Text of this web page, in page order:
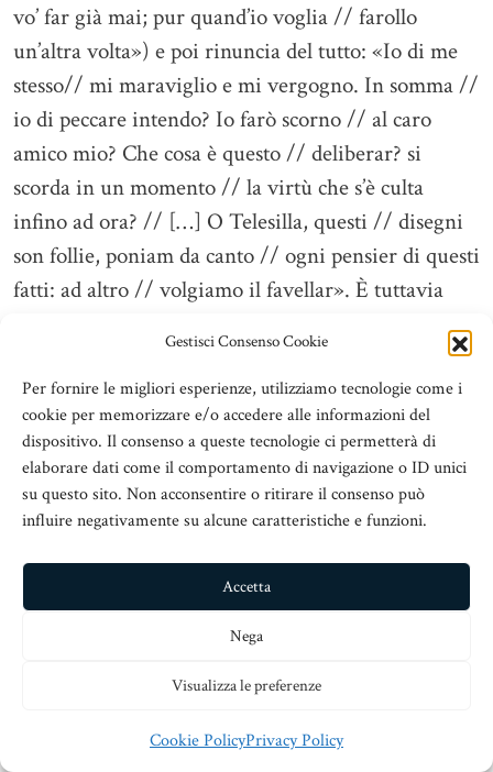
Gestisci Consenso Cookie
Per fornire le migliori esperienze, utilizziamo tecnologie come i
cookie per memorizzare e/o accedere alle informazioni del
dispositivo. Il consenso a queste tecnologie ci permetterà di
elaborare dati come il comportamento di navigazione o ID unici
su questo sito. Non acconsentire o ritirare il consenso può
influire negativamente su alcune caratteristiche e funzioni.
Accetta
Nega
Visualizza le preferenze
Cookie PolicyPrivacy Policy
vo’ far già mai; pur quand’io voglia // farollo
un’altra volta») e poi rinuncia del tutto: «Io di me
stesso// mi maraviglio e mi vergogno. In somma //
io di peccare intendo? Io farò scorno // al caro
amico mio? Che cosa è questo // deliberar? si
scorda in un momento // la virtù che s’è culta
infino ad ora? // […] O Telesilla, questi // disegni
son follie, poniam da canto // ogni pensier di questi
fatti: ad altro // volgiamo il favellar». È tuttavia
GIRONE Dammi la mano, o Telesilla, oh quanto
se’ bella.
TELESILLA Oh caro oh caro: io più non
veggio (p. 346).
La spirale di peccato e immediato pentimento si
chiude definitivamente nella
placandosi – si direbbe – in un’inattesa, pacificata
mai fatto io non l’avessi! oh come or sarei
fortunato! Adunque io punto Non m’inganno? io